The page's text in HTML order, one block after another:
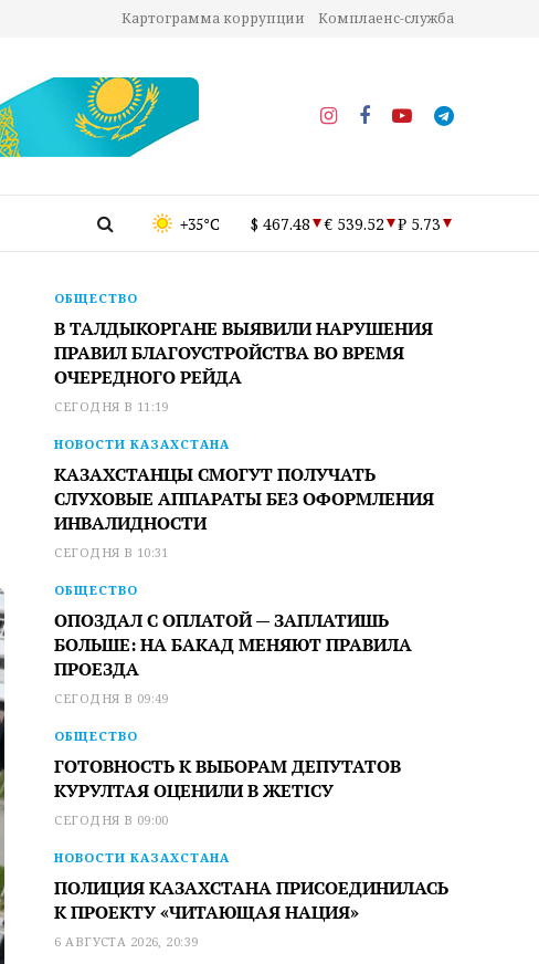
Картограмма коррупции Комплаенс-служба
+35°C $ 467.48 € 539.52 ₽ 5.73
ОБЩЕСТВО
В ТАЛДЫКОРГАНЕ ВЫЯВИЛИ НАРУШЕНИЯ
ПРАВИЛ БЛАГОУСТРОЙСТВА ВО ВРЕМЯ
ОЧЕРЕДНОГО РЕЙДА
СЕГОДНЯ В 11:19
НОВОСТИ КАЗАХСТАНА
КАЗАХСТАНЦЫ СМОГУТ ПОЛУЧАТЬ
СЛУХОВЫЕ АППАРАТЫ БЕЗ ОФОРМЛЕНИЯ
ИНВАЛИДНОСТИ
СЕГОДНЯ В 10:31
ОБЩЕСТВО
ОПОЗДАЛ С ОПЛАТОЙ — ЗАПЛАТИШЬ
БОЛЬШЕ: НА БАКАД МЕНЯЮТ ПРАВИЛА
ПРОЕЗДА
СЕГОДНЯ В 09:49
ОБЩЕСТВО
ГОТОВНОСТЬ К ВЫБОРАМ ДЕПУТАТОВ
КУРУЛТАЯ ОЦЕНИЛИ В ЖЕТІСУ
СЕГОДНЯ В 09:00
НОВОСТИ КАЗАХСТАНА
ПОЛИЦИЯ КАЗАХСТАНА ПРИСОЕДИНИЛАСЬ
К ПРОЕКТУ «ЧИТАЮЩАЯ НАЦИЯ»
6 АВГУСТА 2026, 20:39